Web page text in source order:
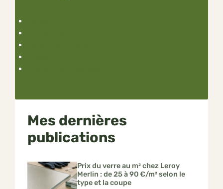
Mes dernières
publications
Prix du verre au m² chez Leroy
Merlin : de 25 à 90 €/m² selon le
type et la coupe